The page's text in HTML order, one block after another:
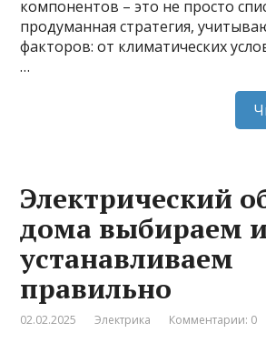
компонентов – это не просто
продуманная стратегия,
факторов: от климатических
…
Электрический
дома выбираем и
устанавливаем
правильно
02.02.2025 Электрика Комментарии: 0